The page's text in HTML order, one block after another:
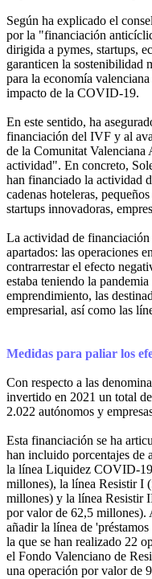
Según ha explicado el
por la "financiación
dirigida a pymes, startups,
garanticen la sostenibilidad
para la economía
impacto de la COVID-19.
En este sentido, ha
financiación del IVF y al
de la Comunitat
actividad". En concreto,
han financiado la actividad
cadenas hoteleras,
startups innovadoras,
La actividad de financiación
apartados: las operaciones
contrarrestar el efecto
estaba teniendo la
emprendimiento, las
empresarial, así como las
Medidas para paliar los
Con respecto a las
invertido en 2021 un total
2.022 autónomos y
Esta financiación se ha
han incluido porcentajes de
la línea Liquidez COVID-
millones), la línea Resistir I
millones) y la línea Resistir
por valor de 62,5 millones).
añadir la línea de
la que se han realizado 22
el Fondo Valenciano de
una operación por valor de